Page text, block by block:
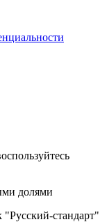
долями
"Русский-стандарт"